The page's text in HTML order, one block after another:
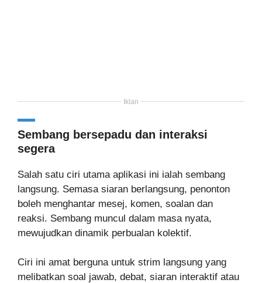
Iklan
Sembang bersepadu dan interaksi
segera
Salah satu ciri utama aplikasi ini ialah sembang
langsung. Semasa siaran berlangsung, penonton
boleh menghantar mesej, komen, soalan dan
reaksi. Sembang muncul dalam masa nyata,
mewujudkan dinamik perbualan kolektif.
Ciri ini amat berguna untuk strim langsung yang
melibatkan soal jawab, debat, siaran interaktif atau